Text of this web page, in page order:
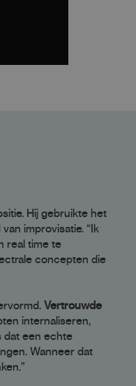
Hij gebruikte het
improvisatie. “Ik
real time te
concepten die
Vertrouwde
internaliseren,
dat een echte
Wanneer dat